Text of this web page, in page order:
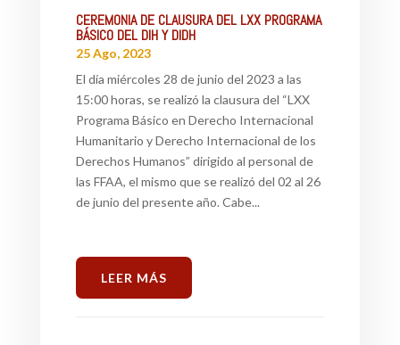
CEREMONIA DE CLAUSURA DEL LXX PROGRAMA
BÁSICO DEL DIH Y DIDH
25 Ago, 2023
El día miércoles 28 de junio del 2023 a las
15:00 horas, se realizó la clausura del “LXX
Programa Básico en Derecho Internacional
Humanitario y Derecho Internacional de los
Derechos Humanos” dirigido al personal de
las FFAA, el mismo que se realizó del 02 al 26
de junio del presente año. Cabe...
LEER MÁS